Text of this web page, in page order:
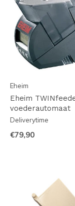
Eheim
Eheim
voederautomaat
Deliverytime
€79,90